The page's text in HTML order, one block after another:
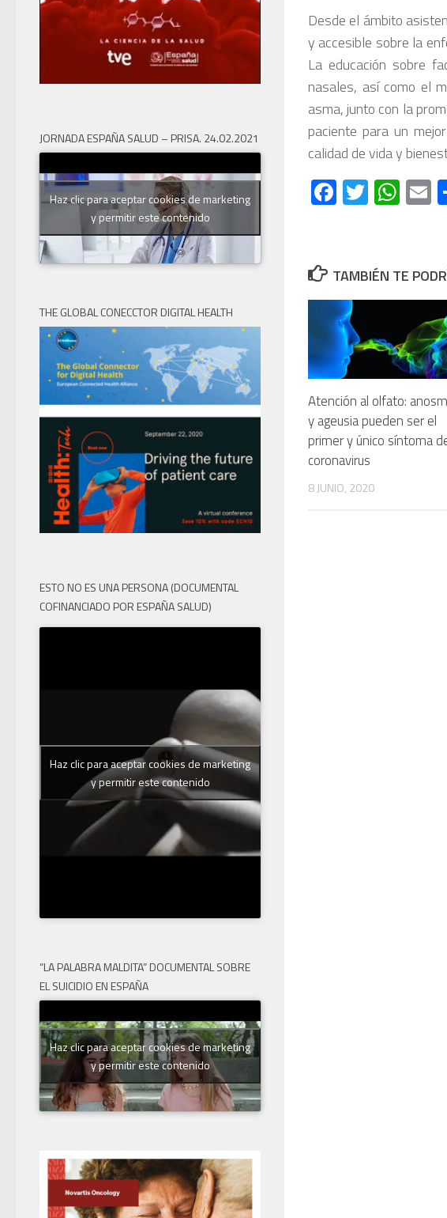
Desde el ámbito
y accesible sobre la
La educación sobre
nasales, así como el
asma, junto con la
paciente para un
calidad de vida y
Facebook
Twitter
TAMBIÉN TE
Atención al olfato:
y ageusia pueden ser el
primer y único síntoma
coronavirus
8 JUNIO, 2020
JORNADA ESPAÑA SALUD – PRISA. 24.02.2021
Haz clic para aceptar cookies de marketing
y permitir este contenido
THE GLOBAL CONECCTOR DIGITAL HEALTH
ESTO NO ES UNA PERSONA (DOCUMENTAL
COFINANCIADO POR ESPAÑA SALUD)
Haz clic para aceptar cookies de marketing
y permitir este contenido
“LA PALABRA MALDITA” DOCUMENTAL SOBRE
EL SUICIDIO EN ESPAÑA
Haz clic para aceptar cookies de marketing
y permitir este contenido